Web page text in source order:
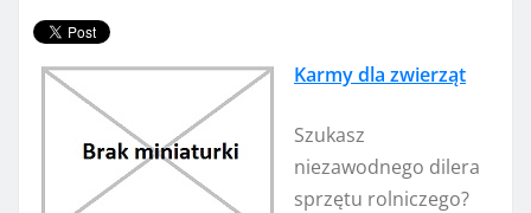
Karmy dla zwierząt
Szukasz
niezawodnego dilera
sprzętu rolniczego?